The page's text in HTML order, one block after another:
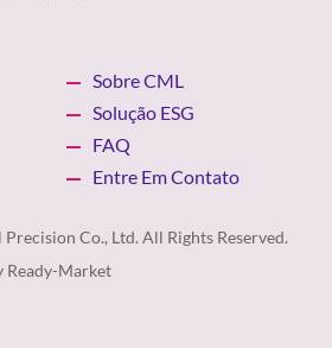
Sobre CML
Solução ESG
FAQ
Entre Em Contato
Precision Co., Ltd. All Rights Reserved.
Ready-Market